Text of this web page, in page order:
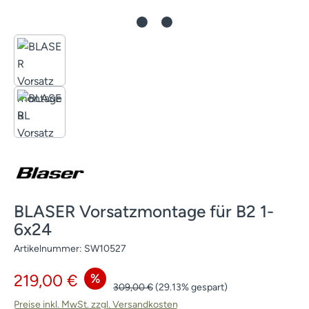
BLASER Vorsatzmontage für B2 1-
6x24
Artikelnummer: SW10527
Verkaufspreis:
219,00 € %
Regulärer Preis:
309,00 €(29.13% gespart)
Preise inkl. MwSt. zzgl. Versandkosten